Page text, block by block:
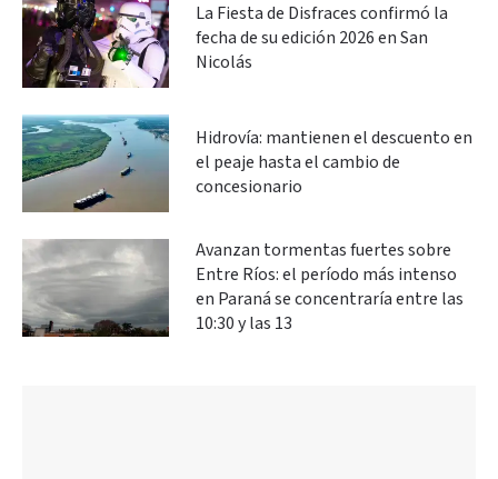
La Fiesta de Disfraces confirmó la
fecha de su edición 2026 en San
Nicolás
Hidrovía: mantienen el descuento en
el peaje hasta el cambio de
concesionario
Avanzan tormentas fuertes sobre
Entre Ríos: el período más intenso
en Paraná se concentraría entre las
10:30 y las 13